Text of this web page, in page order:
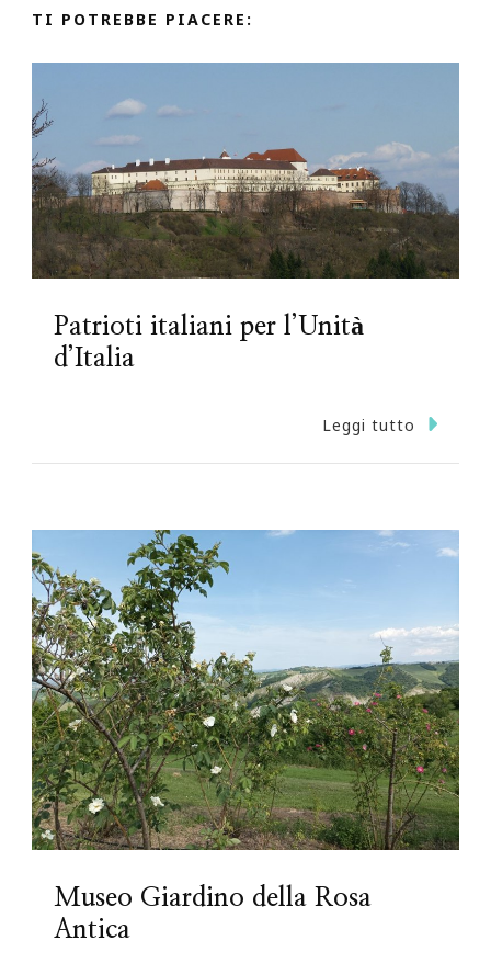
TI POTREBBE PIACERE:
Patrioti italiani per l’Unità
d’Italia
Leggi tutto
Museo Giardino della Rosa
Antica